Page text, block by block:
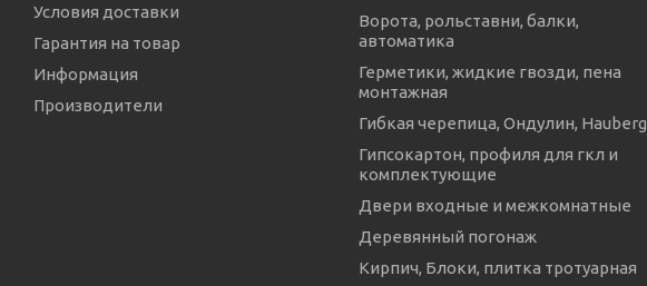
Условия доставки
Гарантия на товар
Информация
Производители
Ворота, рольставни, балки,
автоматика
Герметики, жидкие гвозди, пена
монтажная
Гибкая черепица, Ондулин, Hauberg
Гипсокартон, профиля для гкл и
комплектующие
Двери входные и межкомнатные
Деревянный погонаж
Кирпич, Блоки, плитка тротуарная